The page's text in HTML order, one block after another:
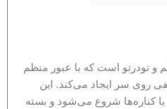
تودرتو است که با عبور منظم
روی سر ایجاد می‌کند. این
کناره‌ها شروع می‌شود و بسته